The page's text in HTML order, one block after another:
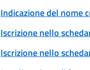
Indicazione del nome
Iscrizione nello
Iscrizione nello